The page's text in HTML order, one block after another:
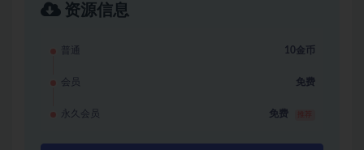
资源信息
普通 10金币
会员 免费
永久会员 免费